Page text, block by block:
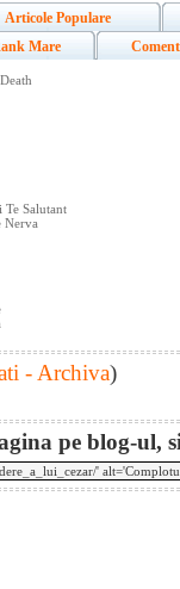
Articole Populare
Mare
Te Salutant
Nerva
- Archiva)
pe blog-ul,